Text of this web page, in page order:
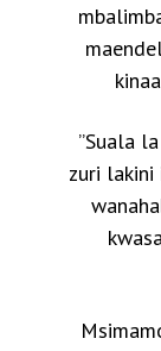
”Suala
zuri